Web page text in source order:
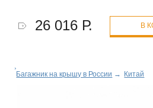
26 016 Р. В
Багажник на крышу в России → Китай